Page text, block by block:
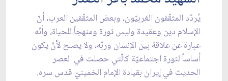
يُردّد المثقّفون الغربيّون، وبعض المثقّفين العرب، أنّ
الإسلام دين وعقيدة وليس ثورة ومنهجاً للحياة، وأنّه
عبارة عن علاقة بين الإنسان وربّه، ولا يصلح لأنْ يكون
أساساً لثورة اجتماعيّة كالّتي حصلت في العصر
الحديث في إيران بقيادة الإمام الخمينيّ قدس سره.